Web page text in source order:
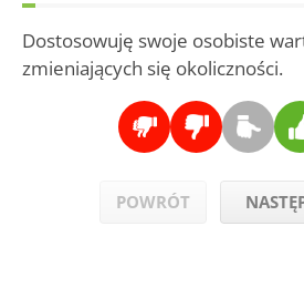
Dostosowuję swoje osobiste
zmieniających się okoliczności.
POWRÓT